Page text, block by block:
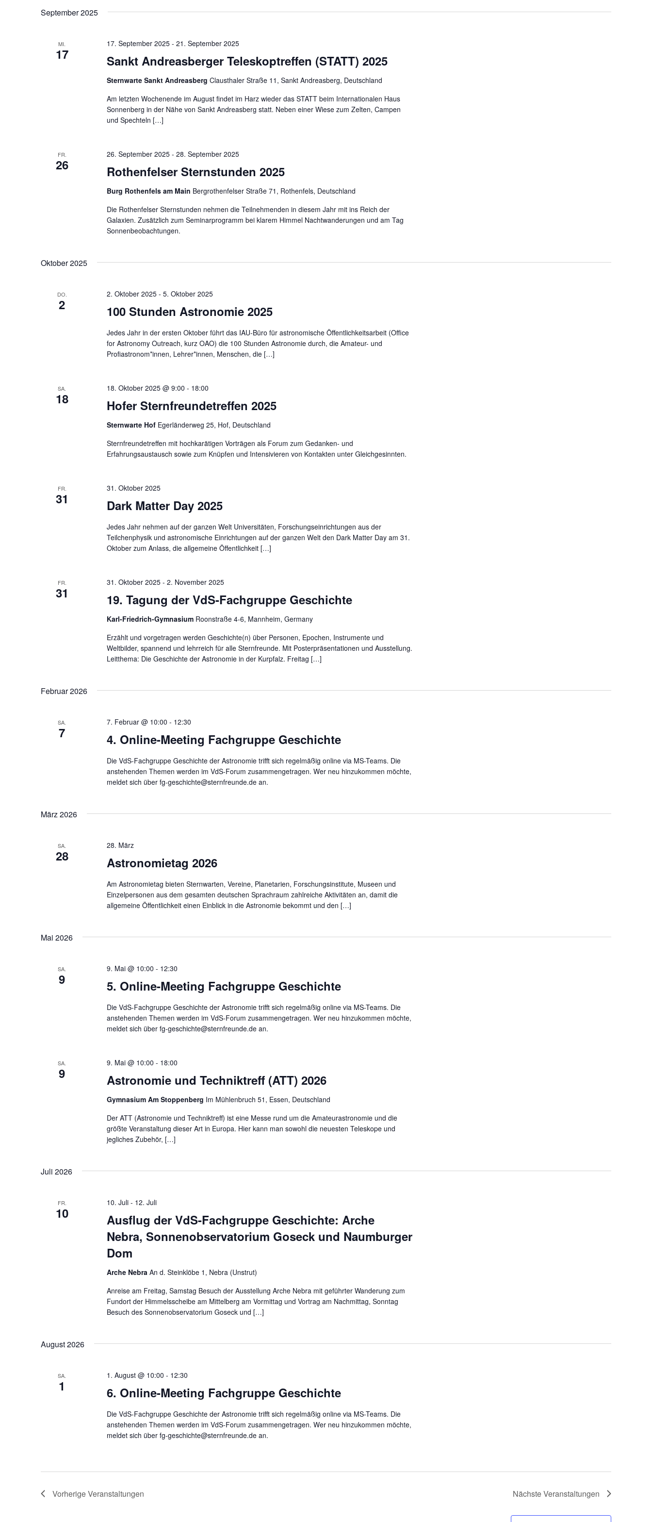
September 2025
MI.
17 Sankt Andreasberger Teleskoptreffen (STATT) 2025
17. September 2025- 21. September 2025
Sternwarte Sankt Andreasberg Clausthaler Straße 11, Sankt Andreasberg, Deutschland
Am letzten Wochenende im August findet im Harz wieder das STATT beim Internationalen Haus
Sonnenberg in der Nähe von Sankt Andreasberg statt. Neben einer Wiese zum Zelten, Campen
und Spechteln […]
FR.
26 Rothenfelser Sternstunden 2025
26. September 2025- 28. September 2025
Burg Rothenfels am Main Bergrothenfelser Straße 71, Rothenfels, Deutschland
Die Rothenfelser Sternstunden nehmen die Teilnehmenden in diesem Jahr mit ins Reich der
Galaxien. Zusätzlich zum Seminarprogramm bei klarem Himmel Nachtwanderungen und am Tag
Sonnenbeobachtungen.
Oktober 2025
DO.
2 100 Stunden Astronomie 2025
2. Oktober 2025- 5. Oktober 2025
Jedes Jahr in der ersten Oktober führt das IAU-Büro für astronomische Öffentlichkeitsarbeit (Office
for Astronomy Outreach, kurz OAO) die 100 Stunden Astronomie durch, die Amateur- und
Profiastronom*innen, Lehrer*innen, Menschen, die […]
SA.
18 Hofer Sternfreundetreffen 2025
18. Oktober 2025 @ 9:00 - 18:00
Sternwarte Hof Egerländerweg 25, Hof, Deutschland
Sternfreundetreffen mit hochkarätigen Vorträgen als Forum zum Gedanken- und
Erfahrungsaustausch sowie zum Knüpfen und Intensivieren von Kontakten unter Gleichgesinnten.
FR.
31 Dark Matter Day 2025
31. Oktober 2025
Jedes Jahr nehmen auf der ganzen Welt Universitäten, Forschungseinrichtungen aus der
Teilchenphysik und astronomische Einrichtungen auf der ganzen Welt den Dark Matter Day am 31.
Oktober zum Anlass, die allgemeine Öffentlichkeit […]
FR.
31 19. Tagung der VdS-Fachgruppe Geschichte
31. Oktober 2025- 2. November 2025
Karl-Friedrich-Gymnasium Roonstraße 4-6, Mannheim, Germany
Erzählt und vorgetragen werden Geschichte(n) über Personen, Epochen, Instrumente und
Weltbilder, spannend und lehrreich für alle Sternfreunde. Mit Posterpräsentationen und Ausstellung.
Leitthema: Die Geschichte der Astronomie in der Kurpfalz. Freitag […]
Februar 2026
SA.
7 4. Online-Meeting Fachgruppe Geschichte
7. Februar @ 10:00 - 12:30
Die VdS-Fachgruppe Geschichte der Astronomie trifft sich regelmäßig online via MS-Teams. Die
anstehenden Themen werden im VdS-Forum zusammengetragen. Wer neu hinzukommen möchte,
meldet sich über fg-geschichte@sternfreunde.de an.
März 2026
SA.
28 Astronomietag 2026
28. März
Am Astronomietag bieten Sternwarten, Vereine, Planetarien, Forschungsinstitute, Museen und
Einzelpersonen aus dem gesamten deutschen Sprachraum zahlreiche Aktivitäten an, damit die
allgemeine Öffentlichkeit einen Einblick in die Astronomie bekommt und den […]
Mai 2026
SA.
9 5. Online-Meeting Fachgruppe Geschichte
9. Mai @ 10:00 - 12:30
Die VdS-Fachgruppe Geschichte der Astronomie trifft sich regelmäßig online via MS-Teams. Die
anstehenden Themen werden im VdS-Forum zusammengetragen. Wer neu hinzukommen möchte,
meldet sich über fg-geschichte@sternfreunde.de an.
SA.
9 Astronomie und Techniktreff (ATT) 2026
9. Mai @ 10:00 - 18:00
Gymnasium Am Stoppenberg Im Mühlenbruch 51, Essen, Deutschland
Der ATT (Astronomie und Techniktreff) ist eine Messe rund um die Amateurastronomie und die
größte Veranstaltung dieser Art in Europa. Hier kann man sowohl die neuesten Teleskope und
jegliches Zubehör, […]
Juli 2026
FR.
10
Ausflug der VdS-Fachgruppe Geschichte: Arche
Nebra, Sonnenobservatorium Goseck und Naumburger
Dom
10. Juli- 12. Juli
Arche Nebra An d. Steinklöbe 1, Nebra (Unstrut)
Anreise am Freitag, Samstag Besuch der Ausstellung Arche Nebra mit geführter Wanderung zum
Fundort der Himmelsscheibe am Mittelberg am Vormittag und Vortrag am Nachmittag, Sonntag
Besuch des Sonnenobservatorium Goseck und […]
August 2026
SA.
1 6. Online-Meeting Fachgruppe Geschichte
1. August @ 10:00 - 12:30
Die VdS-Fachgruppe Geschichte der Astronomie trifft sich regelmäßig online via MS-Teams. Die
anstehenden Themen werden im VdS-Forum zusammengetragen. Wer neu hinzukommen möchte,
meldet sich über fg-geschichte@sternfreunde.de an.
VorherigeVeranstaltungen NächsteVeranstaltungen